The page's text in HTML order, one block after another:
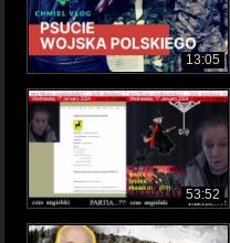
13:05
53:52